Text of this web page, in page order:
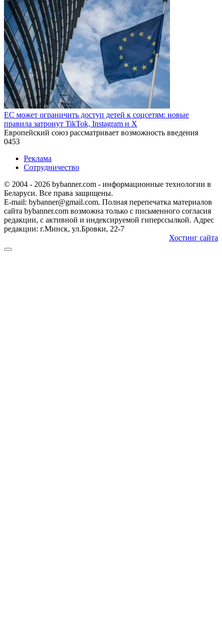
ЕС может ограничить доступ детей к соцсетям: новые
правила затронут TikTok, Instagram и X
Европейский союз рассматривает возможность введения
0453
Реклама
Сотрудничество
© 2004 - 2026 bybanner.com - информационные технологии в
Беларуси. Все права защищены.
E-mail: bybanner@gmail.com. Полная перепечатка материалов
сайта bybanner.com возможна только с письменного согласия
редакции, с активной и индексируемой гиперссылкой. Адрес
редакции: г.Минск, ул.Бровки, 22-7
Хостинг сайта